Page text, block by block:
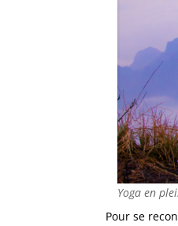
Yoga en
Pour se